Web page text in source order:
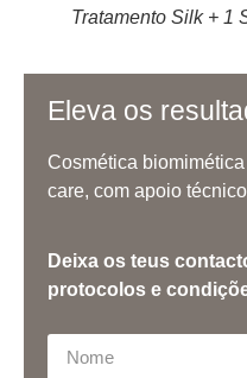
Tratamento Silk + 1
Eleva os
Cosmética
care, com apoio
Deixa os teus
protocolos e